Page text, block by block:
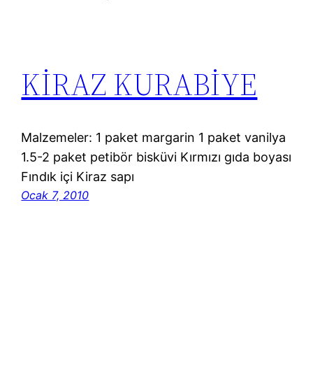
KİRAZ KURABİYE
Malzemeler: 1 paket margarin 1 paket vanilya
1.5-2 paket petibör bisküvi Kırmızı gıda boyası
Fındık içi Kiraz sapı
Ocak 7, 2010